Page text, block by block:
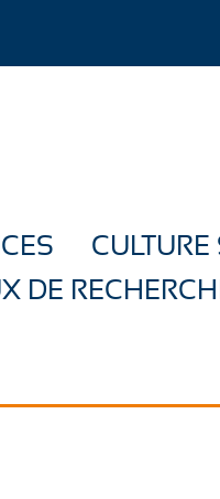
DE